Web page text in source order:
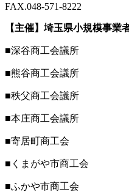
FAX.048-571-8222
【主催】埼玉県小規模事業
■深谷商工会議所
■熊谷商工会議所
■秩父商工会議所
■本庄商工会議所
■寄居町商工会
■くまがや市商工会
■ふかや市商工会